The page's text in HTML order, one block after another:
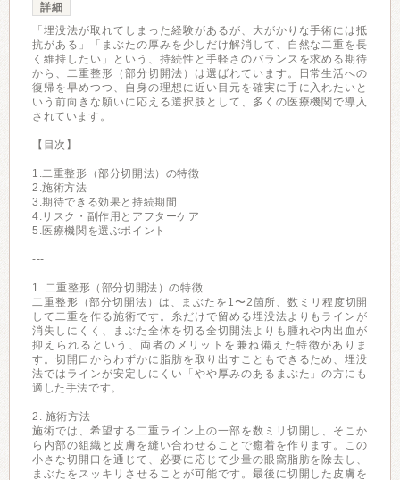
詳細
「埋没法が取れてしまった経験があるが、大がかりな手術には抵
抗がある」「まぶたの厚みを少しだけ解消して、自然な二重を長
く維持したい」という、持続性と手軽さのバランスを求める期待
から、二重整形（部分切開法）は選ばれています。日常生活への
復帰を早めつつ、自身の理想に近い目元を確実に手に入れたいと
いう前向きな願いに応える選択肢として、多くの医療機関で導入
されています。
【目次】
1.二重整形（部分切開法）の特徴
2.施術方法
3.期待できる効果と持続期間
4.リスク・副作用とアフターケア
5.医療機関を選ぶポイント
---
1. 二重整形（部分切開法）の特徴
二重整形（部分切開法）は、まぶたを1〜2箇所、数ミリ程度切開
して二重を作る施術です。糸だけで留める埋没法よりもラインが
消失しにくく、まぶた全体を切る全切開法よりも腫れや内出血が
抑えられるという、両者のメリットを兼ね備えた特徴がありま
す。切開口からわずかに脂肪を取り出すこともできるため、埋没
法ではラインが安定しにくい「やや厚みのあるまぶた」の方にも
適した手法です。
2. 施術方法
施術では、希望する二重ライン上の一部を数ミリ切開し、そこか
ら内部の組織と皮膚を縫い合わせることで癒着を作ります。この
小さな切開口を通じて、必要に応じて少量の眼窩脂肪を除去し、
まぶたをスッキリさせることが可能です。最後に切開した皮膚を